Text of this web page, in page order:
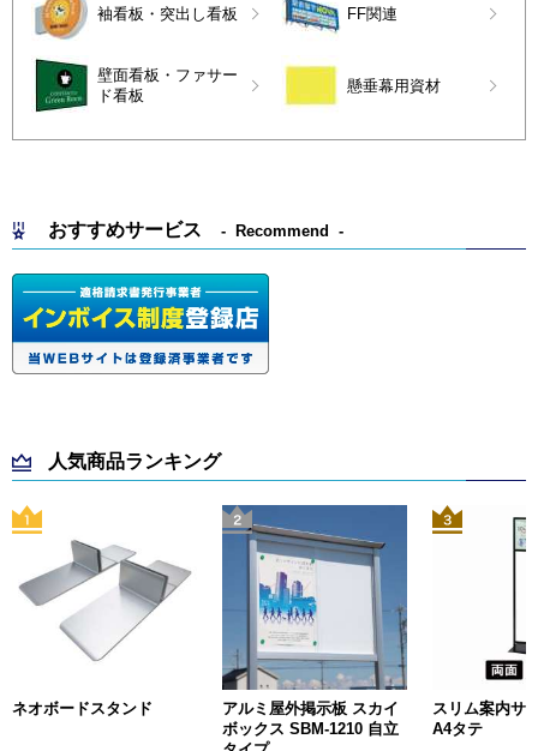
袖看板・突出し看板 FF関連
壁面看板・ファサー
ド看板
懸垂幕用資材
おすすめサービス Recommend
人気商品ランキング
ネオボードスタンド
アルミ屋外掲示板 スカイ
ボックス SBM-1210 自立
スリム案内サ
A4タテ